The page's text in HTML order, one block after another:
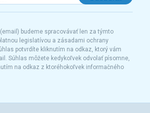
budeme spracovávať len za týmto
legislatívou a zásadami ochrany
potvrdíte kliknutím na odkaz, ktorý vám
Súhlas môžete kedykoľvek odvolať písomne,
na odkaz z ktoréhokoľvek informačného